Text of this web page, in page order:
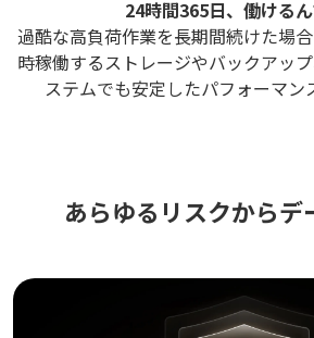
24時間365日、働けるん
過酷な高負荷作業を長期間続けた場
時稼働するストレージやバックアッ
ステムでも安定したパフォーマン
あらゆるリスクからデ